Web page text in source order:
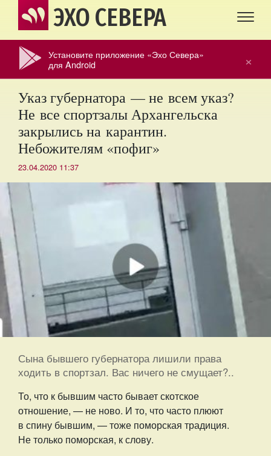
ЭХО СЕВЕРА
×
Установите приложение «Эхо Севера»
для Android
Указ губернатора — не всем указ?
Не все спортзалы Архангельска
закрылись на карантин.
Небожителям «пофиг»
23.04.2020 11:37
Сына бывшего губернатора лишили права
ходить в спортзал. Вас ничего не смущает?..
То, что к бывшим часто бывает скотское
отношение, — не ново. И то, что часто плюют
в спину бывшим, — тоже поморская традиция.
Не только поморская, к слову.